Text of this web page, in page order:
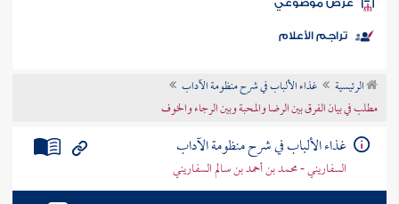
الكتب
موضوعي
تراجم الأعلام
الرئيسية
غذاء الألباب في شرح منظومة الآداب
مطلب في بيان الفرق بين الرضا والمحبة وبين الرجاء والخوف
غذاء الألباب في شرح منظومة الآداب
السفاريني - محمد بن أحمد بن سالم السفاريني